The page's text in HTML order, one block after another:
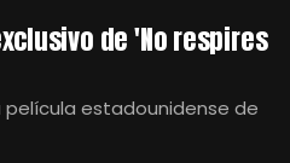
de 'No respires
estadounidense de